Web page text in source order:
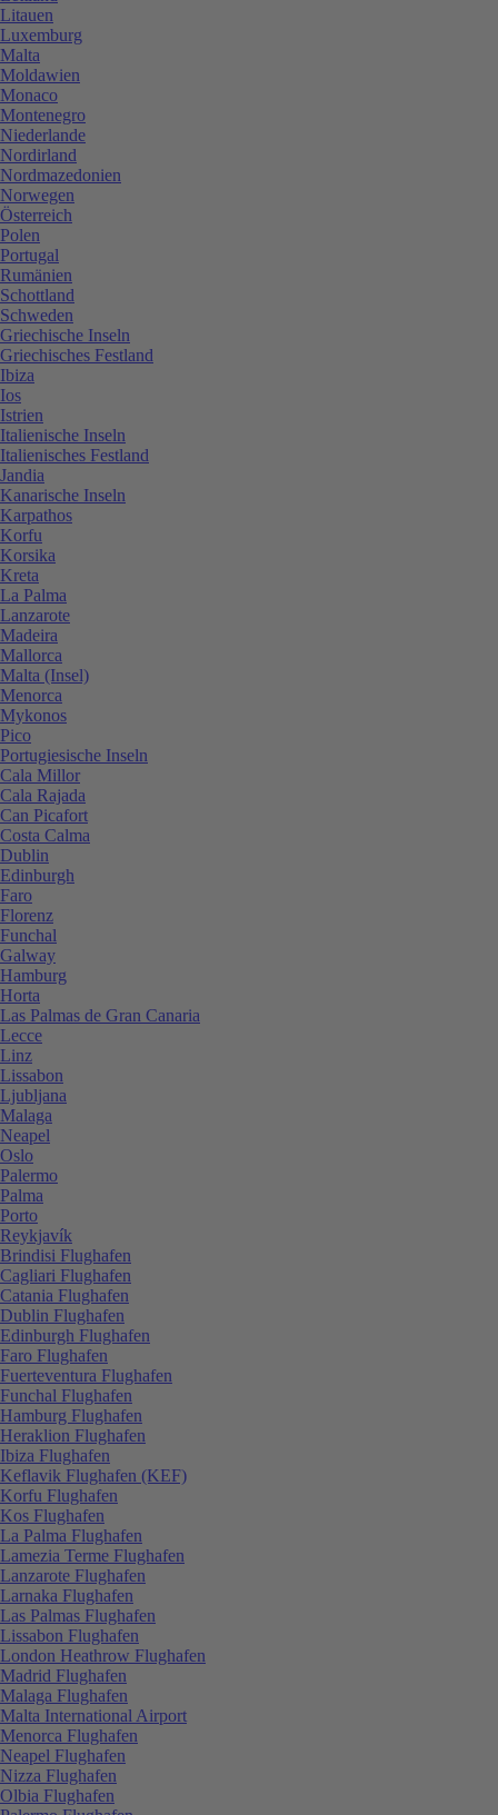
Litauen
Luxemburg
Malta
Moldawien
Monaco
Montenegro
Niederlande
Nordirland
Nordmazedonien
Norwegen
Österreich
Polen
Portugal
Rumänien
Schottland
Schweden
Griechische Inseln
Griechisches Festland
Ibiza
Ios
Istrien
Italienische Inseln
Italienisches Festland
Jandia
Kanarische Inseln
Karpathos
Korfu
Korsika
Kreta
La Palma
Lanzarote
Madeira
Mallorca
Malta (Insel)
Menorca
Mykonos
Pico
Portugiesische Inseln
Cala Millor
Cala Rajada
Can Picafort
Costa Calma
Dublin
Edinburgh
Faro
Florenz
Funchal
Galway
Hamburg
Horta
Las Palmas de Gran Canaria
Lecce
Linz
Lissabon
Ljubljana
Malaga
Neapel
Oslo
Palermo
Palma
Porto
Reykjavík
Brindisi Flughafen
Cagliari Flughafen
Catania Flughafen
Dublin Flughafen
Edinburgh Flughafen
Faro Flughafen
Fuerteventura Flughafen
Funchal Flughafen
Hamburg Flughafen
Heraklion Flughafen
Ibiza Flughafen
Keflavik Flughafen (KEF)
Korfu Flughafen
Kos Flughafen
La Palma Flughafen
Lamezia Terme Flughafen
Lanzarote Flughafen
Larnaka Flughafen
Las Palmas Flughafen
Lissabon Flughafen
London Heathrow Flughafen
Madrid Flughafen
Malaga Flughafen
Malta International Airport
Menorca Flughafen
Neapel Flughafen
Nizza Flughafen
Olbia Flughafen